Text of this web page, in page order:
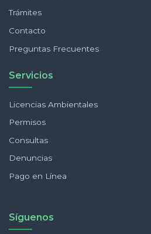
Trámites
Contacto
Preguntas Frecuentes
Servicios
Licencias Ambientales
Permisos
Consultas
Denuncias
Pago en Línea
Síguenos